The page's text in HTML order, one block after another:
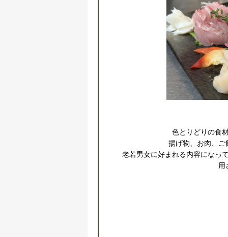
色とりどりの食
揚げ物、お肉、
老若男女に好まれる内容になっ
用